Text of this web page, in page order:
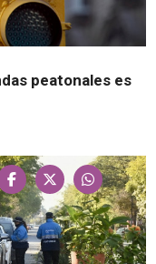
peatonales es